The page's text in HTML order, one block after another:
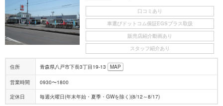
口コミあり
車選びドットコム保証EGSプラス取扱
販売店紹介動画あり
スタッフ紹介あり
住所 青森県八戸市下長3丁目19-13 MAP
営業時間 0930〜1800
定休日 毎週火曜日(年末年始・夏季・GWを除く)(8/12～8/17)